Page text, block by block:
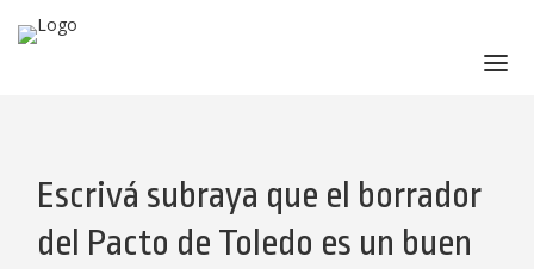
SERVICIOS
PRODUCTOS
Escrivá subraya que el borrador
del Pacto de Toledo es un buen